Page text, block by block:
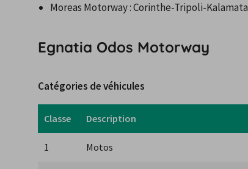
Moreas Motorway : Corinthe-Tripoli-Kalamata
Egnatia Odos Motorway
Catégories de véhicules
Classe Description
1 Motos